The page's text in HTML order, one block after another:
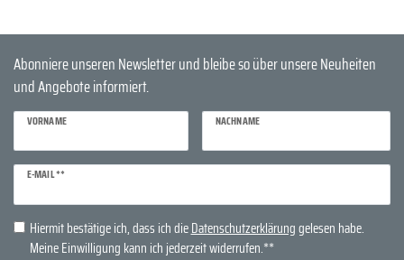
Abonniere unseren Newsletter und bleibe so über unsere Neuheiten
und Angebote informiert.
VORNAME NACHNAME
E-MAIL **
Newsletter
Honig
Hiermit bestätige ich, dass ich dieDaten­schutz­erklärunggelesen habe.
Meine Einwilligung kann ich jederzeit widerrufen.**